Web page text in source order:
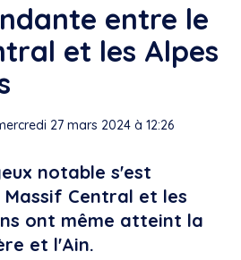
entre le
et les Alpes
27 mars 2024 à 12:26
notable s'est
Central et les
ont même atteint la
et l'Ain.